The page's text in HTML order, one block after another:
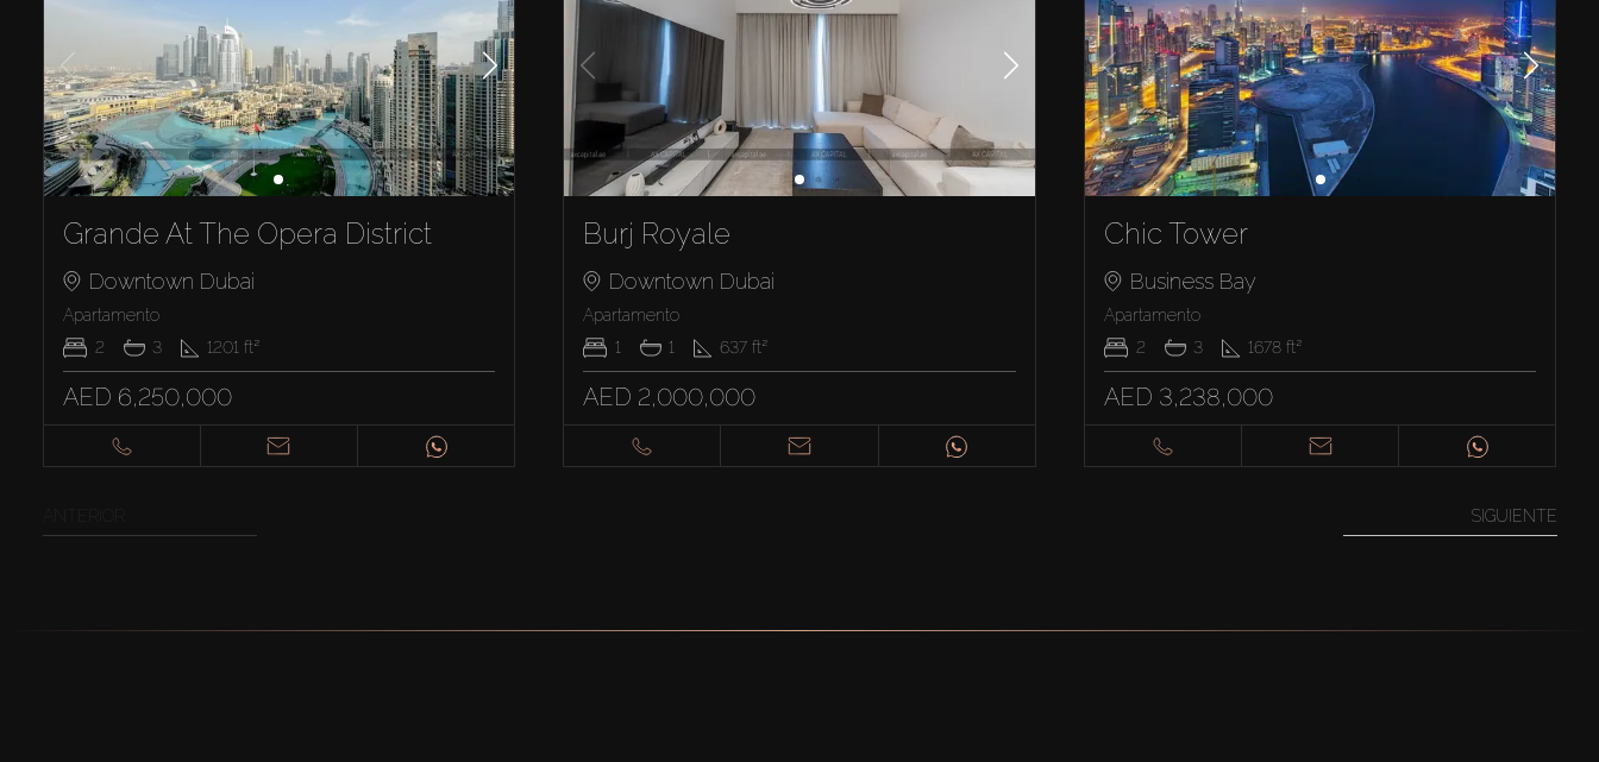
Grande At The Opera District
Downtown Dubai
Apartamento
2
3 1201 ft²
AED 6,250,000
Burj Royale
Downtown Dubai
Apartamento
1
1 637ft²
AED 2,000,000
Chic Tower
Business Bay
Apartamento
2
3 1678 ft²
AED 3,238,000
SIGUIENTE